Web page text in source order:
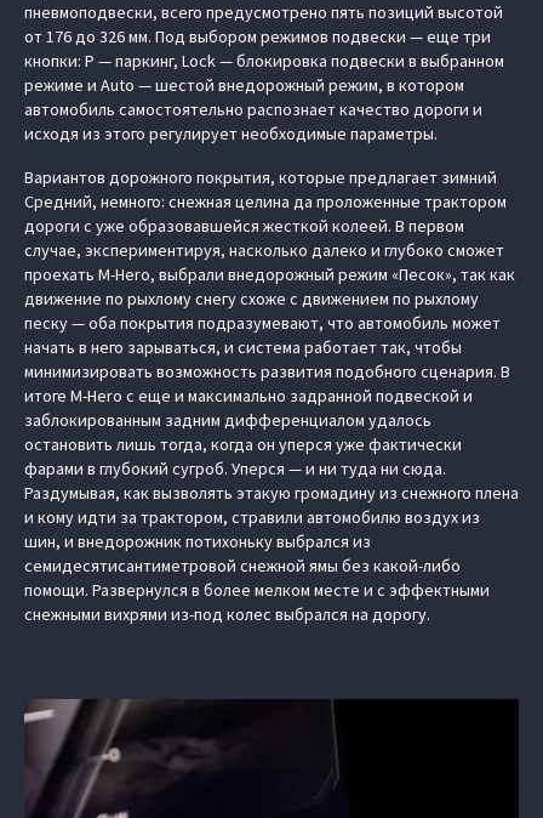
пневмоподвески, всего предусмотрено пять позиций высотой
от 176 до 326 мм. Под выбором режимов подвески — еще три
кнопки: P — паркинг, Lock — блокировка подвески в выбранном
режиме и Auto — шестой внедорожный режим, в котором
автомобиль самостоятельно распознает качество дороги и
исходя из этого регулирует необходимые параметры.
Вариантов дорожного покрытия, которые предлагает зимний
Средний, немного: снежная целина да проложенные трактором
дороги с уже образовавшейся жесткой колеей. В первом
случае, экспериментируя, насколько далеко и глубоко сможет
проехать M-Hero, выбрали внедорожный режим «Песок», так как
движение по рыхлому снегу схоже с движением по рыхлому
песку — оба покрытия подразумевают, что автомобиль может
начать в него зарываться, и система работает так, чтобы
минимизировать возможность развития подобного сценария. В
итоге M-Hero с еще и максимально задранной подвеской и
заблокированным задним дифференциалом удалось
остановить лишь тогда, когда он уперся уже фактически
фарами в глубокий сугроб. Уперся — и ни туда ни сюда.
Раздумывая, как вызволять этакую громадину из снежного плена
и кому идти за трактором, стравили автомобилю воздух из
шин, и внедорожник потихоньку выбрался из
семидесятисантиметровой снежной ямы без какой-либо
помощи. Развернулся в более мелком месте и с эффектными
снежными вихрями из-под колес выбрался на дорогу.